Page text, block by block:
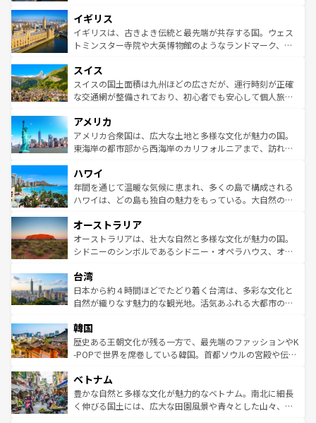
いる。シャンパンの発祥地であるランス、プロヴァンスの
香り高いラベンダー畑など、多彩な楽しみ方が可能だ。さ
らに、パリ以外の地域にも魅力が溢れており、どの街角に
れる地方に足を運ぶとそれぞれで全く異なる文化を体験で
きるだろう。 なお、新着のフランス情報はコンテンツ一覧
を参照してほしい。
顔を持つこの国は、どこを歩いても飽きることがない。ベ
ルリンの文化的活気、バイエルン州のアルプスの絶景、そ
してライン川沿いのワイン畑といった風景は必見。ビール
は、お酒好きな人にはぜひ体験してほしい。 なお、新着の
ドイツ情報はコンテンツ一覧を参照してほしい。
イギリス
イギリスは、古きよき伝統と最先端が共存する国。ウェス
トミンスター寺院や大英博物館のようなランドマーク、歴
リアごとに異なる魅力がある。また、優雅なアフタヌーン
ティー、ビール好きにはたまらない英国パブ、サッカー観
戦など、本場だからこそできる体験も豊富。イギリスを旅
ンツ一覧を参照してほしい。
スイス
スイスの国土面積は九州ほどの広さだが、運行時刻が正確
な交通網が整備されており、初心者でも安心して個人旅行
の建物がそのまま残る町や、スイスならではのユニークな
博物館もあり、アルプス観光だけでなく町歩きも満喫する
ことができる。国民の所得が高いため物価も高いが、旅行
ば市内交通費無料で観光を楽しむこともできる。 なお、新
着のスイス情報はコンテンツ一覧 を参照してほしい。
アメリカ
アメリカ合衆国は、広大な土地と多様な文化が魅力の国。
東海岸の都市部から西海岸のカリフォルニアまで、訪れる
のような巨大都市は、観光、ショッピング、エンターテイ
ンメントが詰まった刺激的なスポットだ。一方、アメリカ
西部には大自然が広がり、グランドキャニオンやイエロー
部のニューオーリンズでは、音楽と美食が融合した独特の
文化が魅力。旅行者はアメリカの各地域で異なる魅力を楽
しみながら、その多様性と豊かな歴史を感じることができ
ならではの贅沢な旅のスタイルだ。 なお、新着のアメリカ
情報はコンテンツ一覧を参照してほしい。
ハワイ
年間を通じて温暖な気候に恵まれ、多くの島で構成される
ハワイは、どの島も独自の魅力をもっている。大自然の神
ワイ島は見逃せない。また、定番の観光地といえばオアフ
島だが、静かな自然を求めるならマウイ島やカウアイ島が
おすすめ。エメラルドグリーンに輝く海をはじめ、豊かな
れるおもてなしの心で訪れる人々を迎えてくれるハワイの
人々、おいしいローカルフードやハワイアンミュージッ
ク、伝統的なフラダンスなど、すべてがハワイの魅力を彩
ワイを、存分に味わってほしい。 なお、新着のハワイ情報
はコンテンツ一覧を参照してほしい。
オーストラリア
オーストラリアは、壮大な自然と多様な文化が魅力の国。
シドニーのシンボルであるシドニー・オペラハウス、オー
リアリーフや大陸中央部にそびえるウルル（エアーズロッ
ク）、タスマニアの美しい原生林やケアンズの熱帯雨林な
ど、見どころがたくさん。また、カフェやワイン、オージ
いる。アクティビティも充実しており、サーフィンやダイ
ビング、ハイキングなど、アウトドア好きにはたまらな
い。オーストラリアの多彩な魅力を存分に味わいつくそ
参照してほしい。
台湾
日本から約４時間ほどでたどり着く台湾は、多彩な文化と
自然が織りなす魅力的な観光地。活気あふれる大都市の台
ン）、静ひつな山岳地帯である台湾東部など、都市の喧騒
と山間の静けさが共存しており、訪れる人に新しい発見と
驚きをもたらしてくれる。また、奥深い台湾の食文化も魅
容にもいいと評判のスイーツなど、バラエティ豊かな料理
が味わえる。 なお、新着の台湾情報は コンテンツ一覧を参
照してほしい。
韓国
歴史ある王朝文化が残る一方で、最先端のファッションやK
-POPで世界を席巻している韓国。首都ソウルの宮殿や伝統
き、地方に足を延ばせば四季折々の自然美を楽しむことが
できる。そして、キムチや焼肉、絶品のストリートフード
まで、さまざまな韓国料理が待っている。夜には、韓国な
ベトナム
豊かな自然と多様な文化が魅力的なベトナム。南北に細長
く伸びる国土には、広大な田園風景や青々とした山々、世